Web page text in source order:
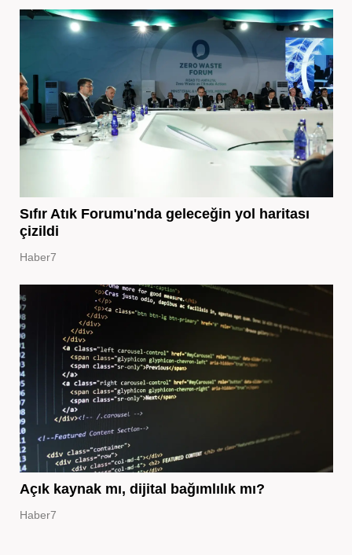
Sıfır Atık Forumu'nda geleceğin yol haritası
çizildi
Haber7
Açık kaynak mı, dijital bağımlılık mı?
Haber7